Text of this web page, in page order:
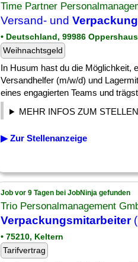
Time Partner
Versand- und
• Deutschland, 99986
Weihnachtsgeld
In Husum hast du die Möglichkeit,
Versandhelfer (m/w/d) und
eines engagierten Teams und
MEHR INFOS ZUM
▶ Zur Stellenanzeige
Job vor 9 Tagen bei JobNinja gefunden
Trio Personalmanagement
Verpackungsmitarbeiter
• 75210, Keltern
Tarifvertrag